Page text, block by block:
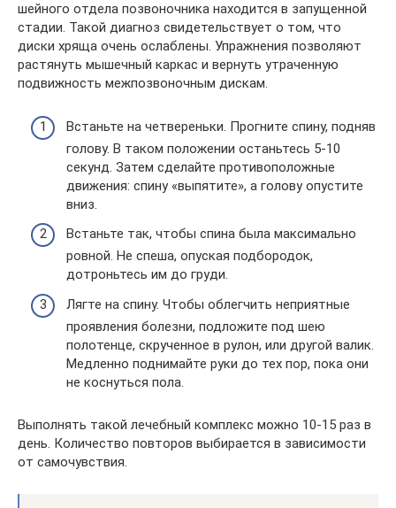
шейного отдела позвоночника находится в запущенной
стадии. Такой диагноз свидетельствует о том, что
диски хряща очень ослаблены. Упражнения позволяют
растянуть мышечный каркас и вернуть утраченную
подвижность межпозвоночным дискам.
Встаньте на четвереньки. Прогните спину, подняв
голову. В таком положении останьтесь 5-10
секунд. Затем сделайте противоположные
движения: спину «выпятите», а голову опустите
вниз.
Встаньте так, чтобы спина была максимально
ровной. Не спеша, опуская подбородок,
дотроньтесь им до груди.
Лягте на спину. Чтобы облегчить неприятные
проявления болезни, подложите под шею
полотенце, скрученное в рулон, или другой валик.
Медленно поднимайте руки до тех пор, пока они
не коснуться пола.
Выполнять такой лечебный комплекс можно 10-15 раз в
день. Количество повторов выбирается в зависимости
от самочувствия.